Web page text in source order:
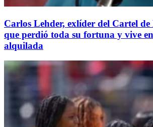
Carlos Lehder, exlíder del Cartel
que perdió toda su fortuna y vive
alquilada